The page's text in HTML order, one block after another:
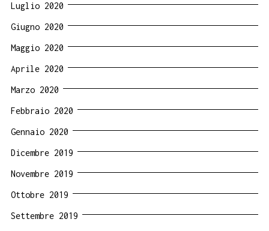
Luglio 2020
Giugno 2020
Maggio 2020
Aprile 2020
Marzo 2020
Febbraio 2020
Gennaio 2020
Dicembre 2019
Novembre 2019
Ottobre 2019
Settembre 2019